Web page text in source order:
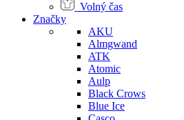
Volný čas
Značky
AKU
Almgwand
ATK
Atomic
Aulp
Black Crows
Blue Ice